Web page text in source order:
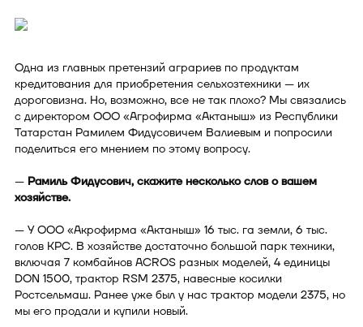
Одна из главных претензий аграриев по продуктам
кредитования для приобретения сельхозтехники — их
дороговизна. Но, возможно, все не так плохо? Мы связались
с директором ООО «Агрофирма «Актаныш» из Республики
Татарстан Рамилем Фидусовичем Валиевым и попросили
поделиться его мнением по этому вопросу.
— Рамиль Фидусович, скажите несколько слов о вашем
хозяйстве.
— У ООО «Акрофирма «Актаныш» 16 тыс. га земли, 6 тыс.
голов КРС. В хозяйстве достаточно большой парк техники,
включая 7 комбайнов ACROS разных моделей, 4 единицы
DON 1500, трактор RSM 2375, навесные косилки
Ростсельмаш. Ранее уже был у нас трактор модели 2375, но
мы его продали и купили новый.